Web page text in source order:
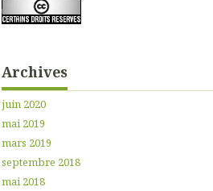
Archives
juin 2020
mai 2019
mars 2019
septembre 2018
mai 2018